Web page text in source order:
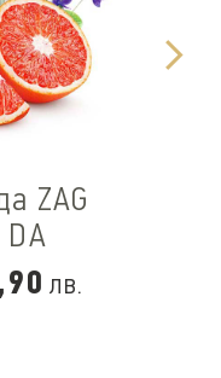
ZAG
лв.